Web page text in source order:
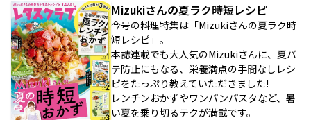
Mizukiさんの夏ラク時短レシピ
今号の料理特集は「Mizukiさんの夏ラク時
短レシピ」。
本誌連載でも大人気のMizukiさんに、夏バ
テ防止にもなる、栄養満点の手間なしレシ
ピをたっぷり教えていただきました!
レンチンおかずやワンパンパスタなど、暑
い夏を乗り切るテクが満載です。